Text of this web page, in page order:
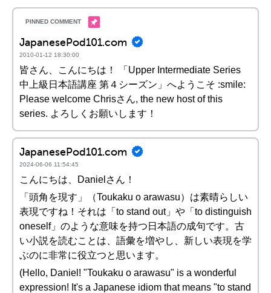
JapanesePod101.com
2010-01-12 18:30:00
皆さん、こんにちは！ 「Upper Intermediate Series
中上級日本語講座 第４シーズン」へようこそ :smile:
Please welcome Chrisさん, the new host of this
series. よろしくお願いします！
JapanesePod101.com
2024-06-06 11:54:45
こんにちは、Danielさん！
「頭角を現す」（Toukaku o arawasu）は素晴らしい
表現ですね！それは「to stand out」や「to distinguish
oneself」のような意味を持つ日本語の成句です。古
い小説を読むことは、語彙を増やし、新しい表現を学
ぶのに非常に役立つと思います。
(Hello, Daniel! "Toukaku o arawasu" is a wonderful
expression! It's a Japanese idiom that means "to stand